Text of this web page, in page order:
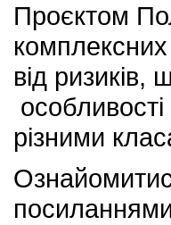
Проєктом
комплексних
від
різними